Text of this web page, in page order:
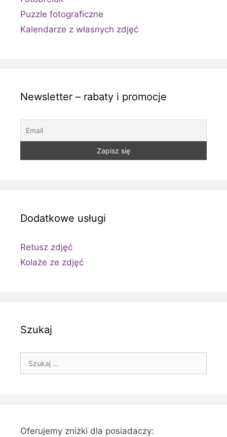
Puzzle fotograficzne
Kalendarze z własnych zdjęć
Newsletter – rabaty i promocje
Dodatkowe usługi
Retusz zdjęć
Kolaże ze zdjęć
Szukaj
Oferujemy zniżki dla posiadaczy: